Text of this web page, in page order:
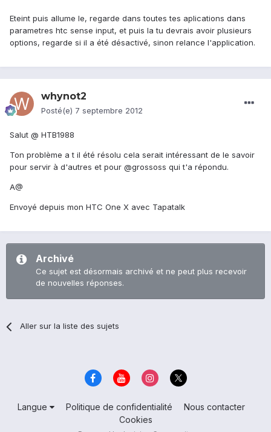
Eteint puis allume le, regarde dans toutes tes aplications dans
parametres htc sense input, et puis la tu devrais avoir plusieurs
options, regarde si il a été désactivé, sinon relance l'application.
whynot2
Posté(e) 7 septembre 2012
Salut @ HTB1988
Ton problème a t il été résolu cela serait intéressant de le savoir
pour servir à d'autres et pour @grossoss qui t'a répondu.
A@
Envoyé depuis mon HTC One X avec Tapatalk
Archivé
Ce sujet est désormais archivé et ne peut plus recevoir
de nouvelles réponses.
Aller sur la liste des sujets
Langue Politique de confidentialité
Nous contacter
Cookies